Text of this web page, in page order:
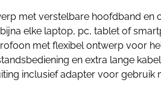
met verstelbare hoofdband en
elke laptop, pc, tablet of
met flexibel ontwerp voor
en extra lange
inclusief adapter voor